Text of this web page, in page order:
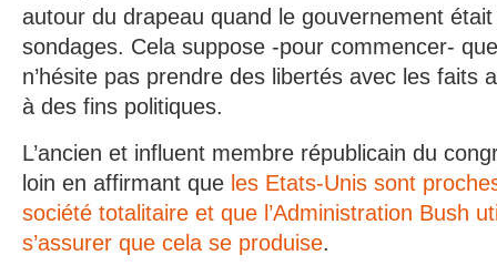
autour du drapeau quand le gouvernement
sondages. Cela suppose -pour commencer-
n’hésite pas prendre des libertés avec les faits
à des fins politiques.
L’ancien et influent membre républicain du
loin en affirmant que les Etats-Unis sont
société totalitaire et que l’Administration Bush
s’assurer que cela se produise.